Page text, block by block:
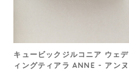
キュービックジルコニア ウェデ
ィングティアラ ANNE - アンヌ